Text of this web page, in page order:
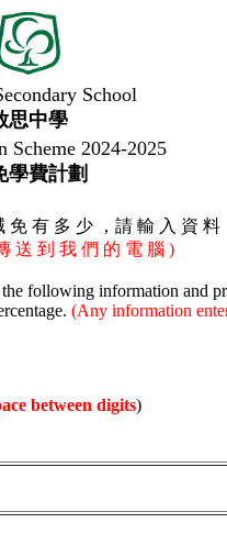
School
思中學
Scheme 2024-2025
學費計劃
有 多 少 ，請 輸 入 資
送 到 我 們 的 電 腦 )
following information and
(Any information
between digits)